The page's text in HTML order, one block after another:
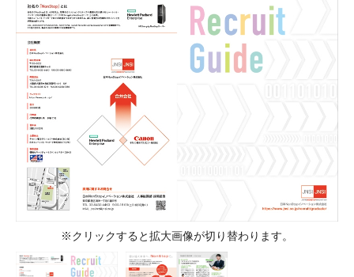
※クリックすると拡大画像が切り替わります。